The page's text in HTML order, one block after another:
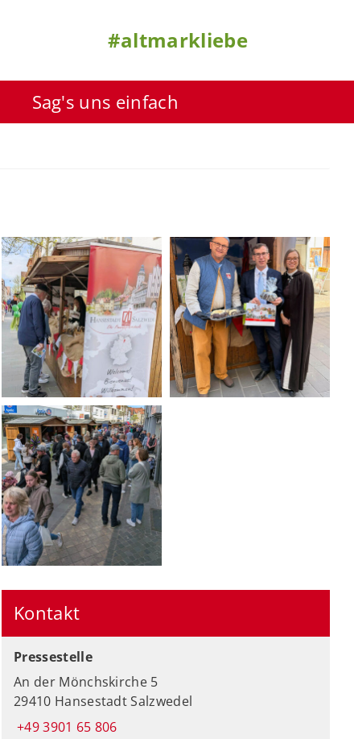
#altmarkliebe
Sag's uns einfach
Kontakt
Pressestelle
An der Mönchskirche 5
29410 Hansestadt Salzwedel
+49 3901 65 806